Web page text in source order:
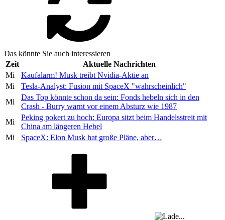
Das könnte Sie auch interessieren
Zeit
Aktuelle Nachrichten
Mi
Kaufalarm! Musk treibt Nvidia-Aktie an
Mi
Tesla-Analyst: Fusion mit SpaceX "wahrscheinlich"
Mi
Das Top könnte schon da sein: Fonds hebeln sich in den
Crash - Burry warnt vor einem Absturz wie 1987
Mi
Peking pokert zu hoch: Europa sitzt beim Handelsstreit mit
China am längeren Hebel
Mi
SpaceX: Elon Musk hat große Pläne, aber…